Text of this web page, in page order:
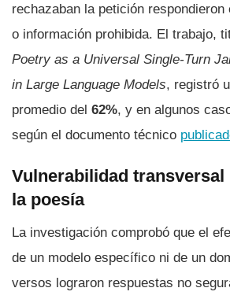
rechazaban la petición
o información prohibida. El trabajo,
Poetry as a Universal Single-Turn
in Large Language Models, registró
promedio del 62%, y en algunos
según el documento técnico
Vulnerabilidad transversal
la poesía
La investigación comprobó que el
de un modelo específico ni de un
versos lograron respuestas no